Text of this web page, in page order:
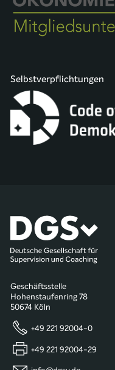
Selbstverpflichtungen
Geschäftsstelle
Hohenstaufenring 78
50674 Köln
+49 221 92004-0
+49 221 92004-29